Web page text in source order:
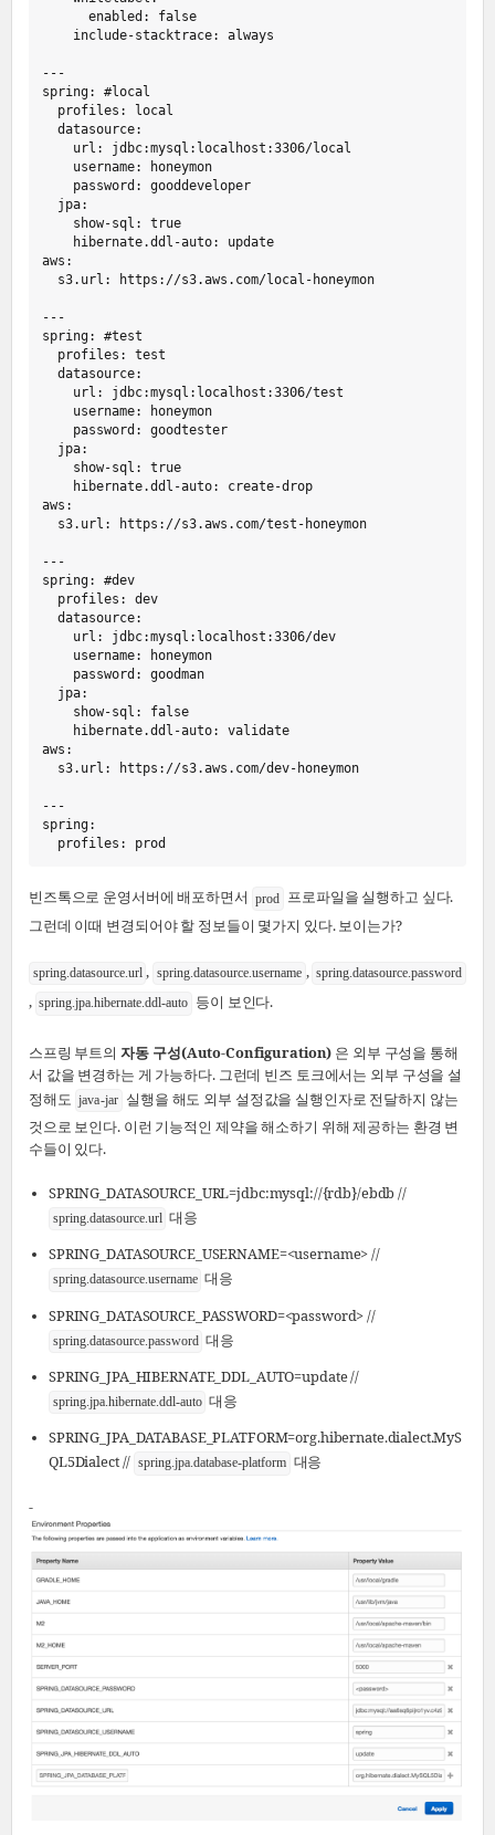
enabled :
false
include-stacktrace: always
---
spring: #local
profiles :
local
datasource:
url :
jdbc:mysql:localhost:3306/local
username:
honeymon
password :
gooddeveloper
jpa:
show-sql :
true
hibernate.ddl-auto:
update
aws :
s3.url : https://s3.aws.com/local-honeymon
---
spring: #test
profiles :
test
datasource:
url :
jdbc:mysql:localhost:3306/test
username:
honeymon
password :
goodtester
jpa:
show-sql :
true
hibernate.ddl-auto:
create-drop
aws :
s3.url : https://s3.aws.com/test-honeymon
---
spring: #dev
profiles :
dev
datasource:
url :
jdbc:mysql:localhost:3306/dev
username:
honeymon
password :
goodman
jpa:
show-sql :
false
hibernate.ddl-auto:
validate
aws :
s3.url : https://s3.aws.com/dev-honeymon
---
spring:
profiles : prod
빈즈톡으로 운영서버에 배포하면서 prod 프로파일을 실행하고 싶다.
그런데 이때 변경되어야 할 정보들이 몇가지 있다. 보이는가?
spring.datasource.url , spring.datasource.username , spring.datasource.password
, spring.jpa.hibernate.ddl-auto 등이 보인다.
스프링 부트의 자동 구성(Auto-Configuration) 은 외부 구성을 통해
서 값을 변경하는 게 가능하다. 그런데 빈즈 토크에서는 외부 구성을 설
정해도 java -jar 실행을 해도 외부 설정값을 실행인자로 전달하지 않는
것으로 보인다. 이런 기능적인 제약을 해소하기 위해 제공하는 환경 변
수들이 있다.
SPRING_DATASOURCE_URL=jdbc:mysql://{rdb}/ebdb //
spring.datasource.url 대응
SPRING_DATASOURCE_USERNAME=<username> //
spring.datasource.username 대응
SPRING_DATASOURCE_PASSWORD=<password> //
spring.datasource.password 대응
SPRING_JPA_HIBERNATE_DDL_AUTO=update //
spring.jpa.hibernate.ddl-auto 대응
SPRING_JPA_DATABASE_PLATFORM=org.hibernate.dialect.MyS
QL5Dialect // spring.jpa.database-platform 대응
-